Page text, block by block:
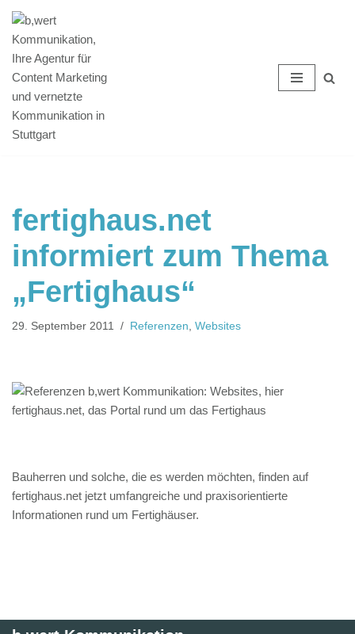
Zum
Inhalt
springen
fertighaus.net
informiert zum Thema
„Fertighaus“
29. September 2011 Referenzen, Websites
Bauherren und solche, die es werden möchten, finden auf
fertighaus.net jetzt umfangreiche und praxisorientierte
Informationen rund um Fertighäuser.